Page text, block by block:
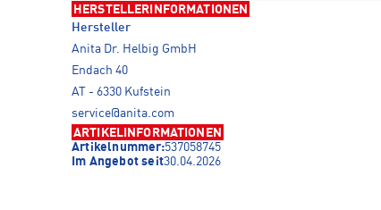
HERSTELLERINFORMATIONEN
Hersteller
Anita Dr. Helbig GmbH
Endach 40
AT - 6330 Kufstein
service@anita.com
ARTIKELINFORMATIONEN
Artikelnummer:537058745
Im Angebot seit30.04.2026